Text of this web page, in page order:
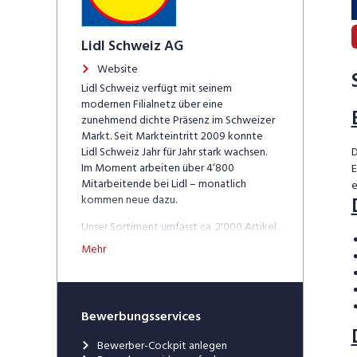
Lidl Schweiz AG
Website
Lidl Schweiz verfügt mit seinem
modernen Filialnetz über eine
zunehmend dichte Präsenz im Schweizer
Markt. Seit Markteintritt 2009 konnte
Lidl Schweiz Jahr für Jahr stark wachsen.
Im Moment arbeiten über 4‘800
Mitarbeitende bei Lidl – monatlich
kommen neue dazu.
Unser Sortiment umfasst ca. 2'000 Artikel
des täglichen Bedarfs. Die Schweizer
Herkunft unserer Produkte ist uns sehr
hochwertige, frische Obst-, Gemüse- und
Brotauswahl im Offenverkauf sowie
Mehr
Bewerbungsservices
Bewerber-Cockpit anlegen